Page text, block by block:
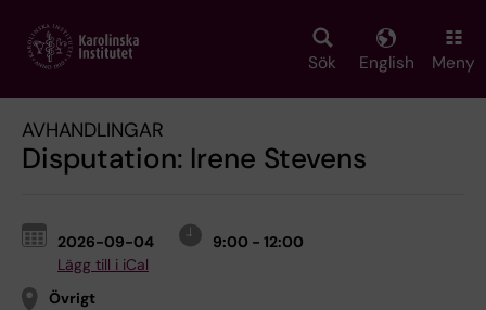
main
Sök English Meny
AVHANDLINGAR
Disputation: Irene Stevens
2026-09-04
9:00 - 12:00
Lägg till i iCal
Övrigt